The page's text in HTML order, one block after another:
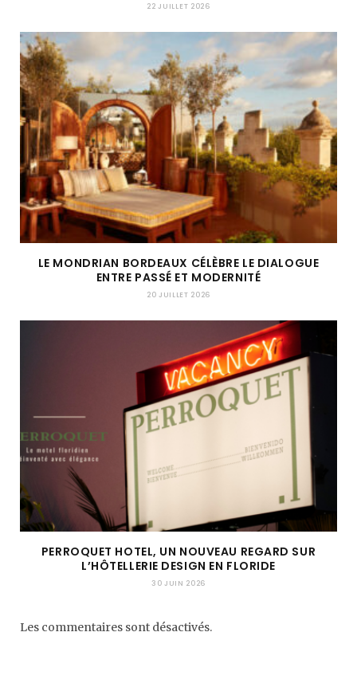
22 JUILLET 2026
LE MONDRIAN BORDEAUX CÉLÈBRE LE DIALOGUE
ENTRE PASSÉ ET MODERNITÉ
20 JUILLET 2026
PERROQUET HOTEL, UN NOUVEAU REGARD SUR
L’HÔTELLERIE DESIGN EN FLORIDE
30 JUIN 2026
Les commentaires sont désactivés.